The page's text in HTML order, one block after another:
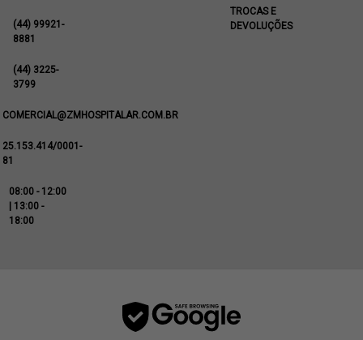
(44) 99921-
8881
(44) 3225-
3799
COMERCIAL@ZMHOSPITALAR.COM.BR
25.153.414/0001-
81
08:00 - 12:00
| 13:00 -
18:00
TROCAS E
DEVOLUÇÕES